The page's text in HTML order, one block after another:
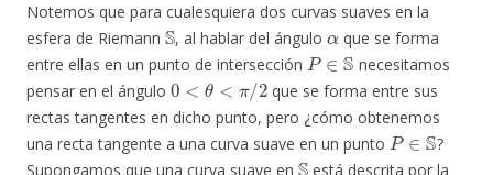
Notemos que para cualesquiera dos curvas suaves en la
esfera de Riemann
S
, al hablar del ángulo
α
que se forma
entre ellas en un punto de intersección
P∈S
necesitamos
pensar en el ángulo
0< θ<π/2
que se forma entre sus
rectas tangentes en dicho punto, pero ¿cómo obtenemos
una recta tangente a una curva suave en un punto
P∈S
?
Supongamos que una curva suave en
S
está descrita por la